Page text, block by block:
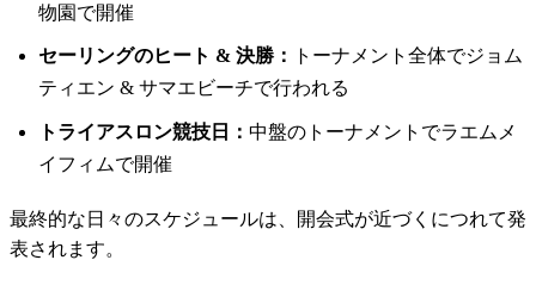
物園で開催
セーリングのヒート & 決勝：
トーナメント全体でジョム
ティエン & サマエビーチで行われる
トライアスロン競技日： 中盤のトーナメントでラエムメ
イフィムで開催
最終的な日々のスケジュールは、開会式が近づくにつれて発
表されます。